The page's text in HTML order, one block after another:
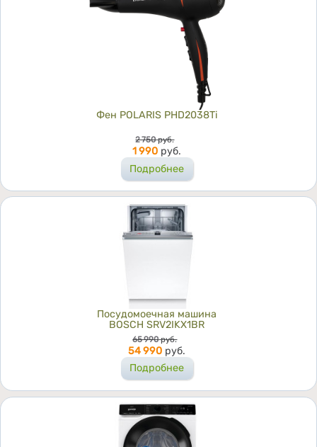
Фен POLARIS PHD2038Ti
Цена
2 750 руб.
1 990 руб.
Подробнее
Посудомоечная машина
BOSCH SRV2IKX1BR
Цена
65 990 руб.
54 990 руб.
Подробнее